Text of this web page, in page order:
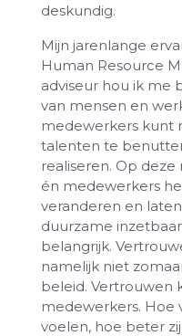
deskundig.
Mijn jarenlange
Human Resource
adviseur hou ik me
van mensen en
medewerkers kunt
talenten te
realiseren. Op deze
én medewerkers
veranderen en
duurzame
belangrijk.
namelijk niet
beleid. Vertrouwen
medewerkers. Hoe
voelen, hoe beter